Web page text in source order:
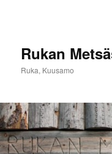
Rukan
Ruka, Kuusamo